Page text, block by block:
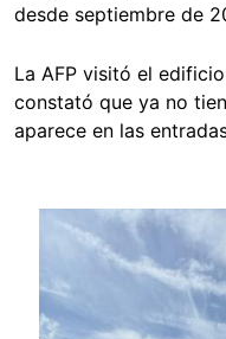
desde septiembre de
La AFP visitó el
constató que ya no
aparece en las
Image